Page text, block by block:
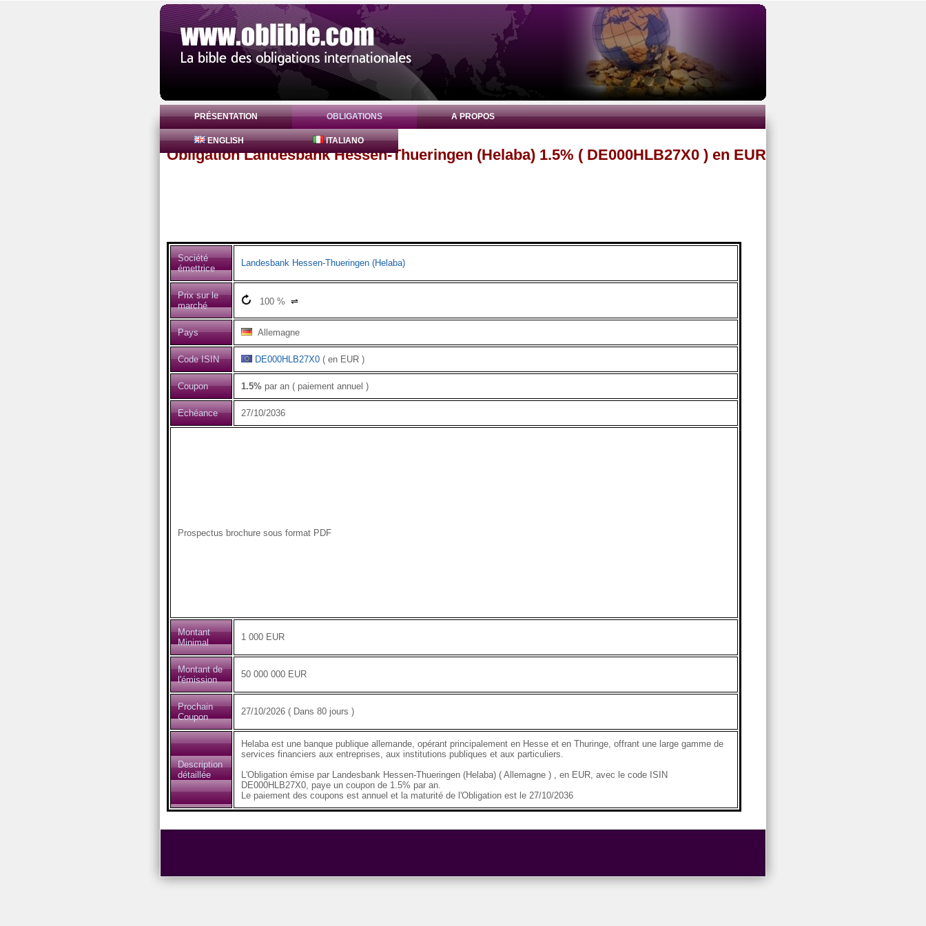
PRÉSENTATION OBLIGATIONS A PROPOS
ENGLISH ITALIANO
Obligation Landesbank Hessen-Thueringen (Helaba) 1.5% ( DE000HLB27X0 ) en EUR
Société
émettrice
Landesbank Hessen-Thueringen (Helaba)
Prix sur le
marché
100% ⇌
Pays Allemagne
Code ISIN DE000HLB27X0( en EUR )
Coupon 1.5%par an ( paiement annuel )
Echéance 27/10/2036
Prospectus brochure sous format PDF
Montant
Minimal
1 000 EUR
Montant de
l'émission
50 000 000 EUR
Prochain
Coupon
27/10/2026 ( Dans 80 jours )
Description
détaillée
Helaba est une banque publique allemande, opérant principalement en Hesse et en Thuringe, offrant une large gamme de
services financiers aux entreprises, aux institutions publiques et aux particuliers.
L'Obligation émise par Landesbank Hessen-Thueringen (Helaba) ( Allemagne ) , en EUR, avec le code ISIN
DE000HLB27X0, paye un coupon de 1.5% par an.
Le paiement des coupons est annuel et la maturité de l'Obligation est le 27/10/2036